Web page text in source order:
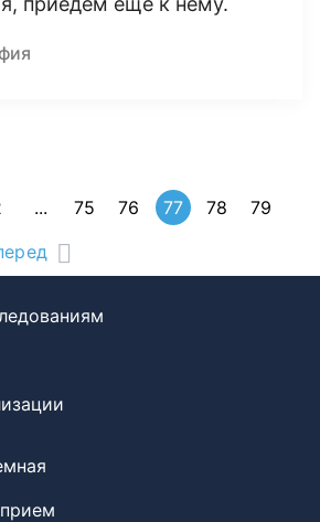
... 75 76 77 78
79